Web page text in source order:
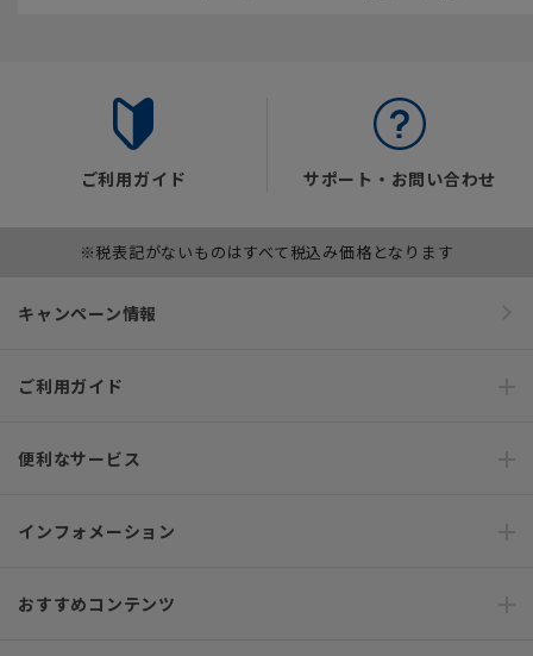
ご利用ガイド サポート・お問い合わせ
※税表記がないものはすべて税込み価格となります
キャンペーン情報
ご利用ガイド
便利なサービス
インフォメーション
おすすめコンテンツ